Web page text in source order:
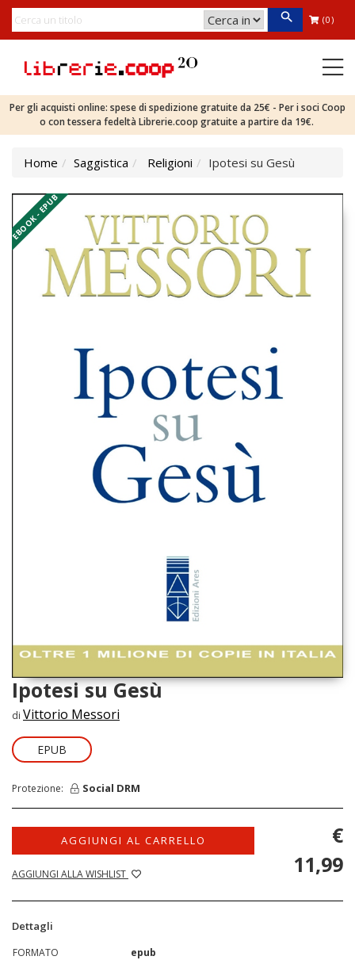
(0)
Per gli acquisti online: spese di spedizione gratuite da 25€ - Per i soci Coop
o con tessera fedeltà Librerie.coop gratuite a partire da 19€.
Home Saggistica Religioni Ipotesi su Gesù
EBOOK - EPUB
Ipotesi su Gesù
di Vittorio Messori
EPUB
Protezione: Social DRM
AGGIUNGI AL CARRELLO
AGGIUNGI ALLA WISHLIST
€
11,99
Dettagli
FORMATO
epub